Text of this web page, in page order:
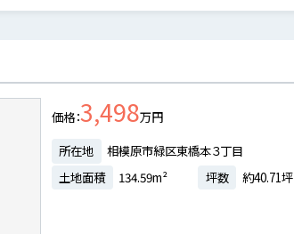
価格 3,498万円
所在地
相模原市緑区東橋本３丁目
土地面積
134.59m² 坪数 約40.71坪